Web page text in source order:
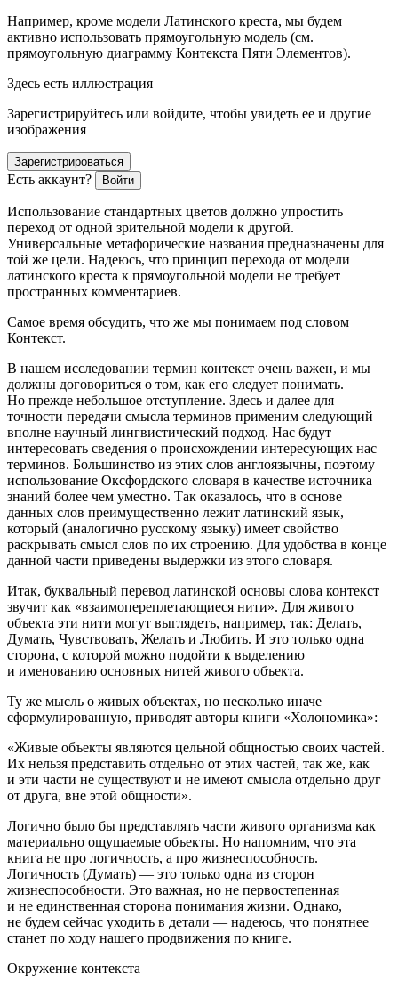
Например, кроме модели Латинского креста, мы будем
активно использовать прямоугольную модель (см.
прямоугольную диаграмму Контекста Пяти Элементов).
Здесь есть иллюстрация
Зарегистрируйтесь или войдите, чтобы увидеть ее и другие
изображения
Зарегистрироваться
Есть аккаунт? Войти
Использование стандартных цветов должно упростить
переход от одной зрительной модели к другой.
Универсальные метафорические названия предназначены для
той же цели. Надеюсь, что принцип перехода от модели
латинского креста к прямоугольной модели не требует
пространных комментариев.
Самое время обсудить, что же мы понимаем под словом
Контекст.
В нашем исследовании термин контекст очень важен, и мы
должны договориться о том, как его следует понимать.
Но прежде небольшое отступление. Здесь и далее для
точности передачи смысла терминов применим следующий
вполне научный лингвистический подход. Нас будут
интересовать сведения о происхождении интересующих нас
терминов. Большинство из этих слов англоязычны, поэтому
использование Оксфордского словаря в качестве источника
знаний более чем уместно. Так оказалось, что в основе
данных слов преимущественно лежит латинский язык,
который (аналогично русскому языку) имеет свойство
раскрывать смысл слов по их строению. Для удобства в конце
данной части приведены выдержки из этого словаря.
Итак, буквальный перевод латинской основы слова контекст
звучит как «взаимопереплетающиеся нити». Для живого
объекта эти нити могут выглядеть, например, так: Делать,
Думать, Чувствовать, Желать и Любить. И это только одна
сторона, с которой можно подойти к выделению
и именованию основных нитей живого объекта.
Ту же мысль о живых объектах, но несколько иначе
сформулированную, приводят авторы книги «Холономика»:
«Живые объекты являются цельной общностью своих частей.
Их нельзя представить отдельно от этих частей, так же, как
и эти части не существуют и не имеют смысла отдельно друг
от друга, вне этой общности».
Логично было бы представлять части живого организма как
материально ощущаемые объекты. Но напомним, что эта
книга не про логичность, а про жизнеспособность.
Логичность (Думать) — это только одна из сторон
жизнеспособности. Это важная, но не первостепенная
и не единственная сторона понимания жизни. Однако,
не будем сейчас уходить в детали — надеюсь, что понятнее
станет по ходу нашего продвижения по книге.
Окружение контекста